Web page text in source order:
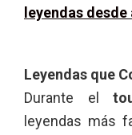
leyendas desde
Leyendas que
Durante el
leyendas más